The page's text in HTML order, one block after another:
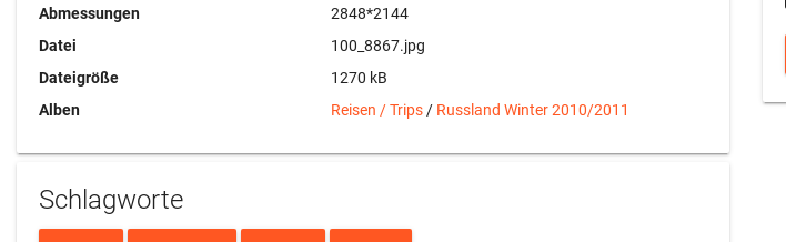
Abmessungen
2848*2144
Datei
100_8867.jpg
Dateigröße
1270 kB
Alben
Reisen / Trips / Russland Winter 2010/2011
Schlagworte